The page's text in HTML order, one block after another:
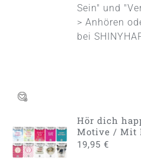
Sein" und
> Anhören
bei
IN DEN
WARENKORB
/
Hör dich
Motive / Mit
19,95€